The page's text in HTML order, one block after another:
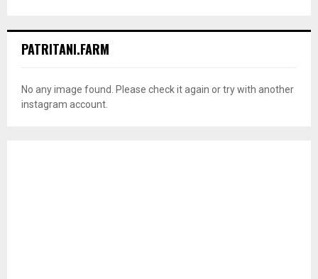
PATRITANI.FARM
No any image found. Please check it again or try with another
instagram account.